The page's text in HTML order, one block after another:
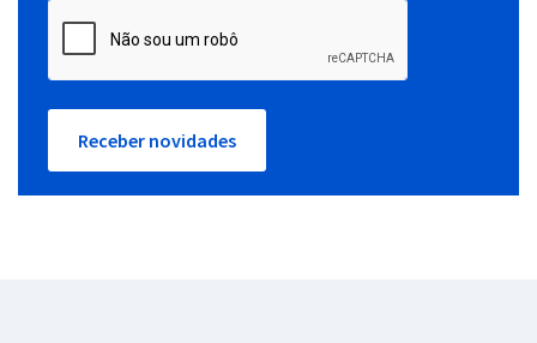
Receber novidades